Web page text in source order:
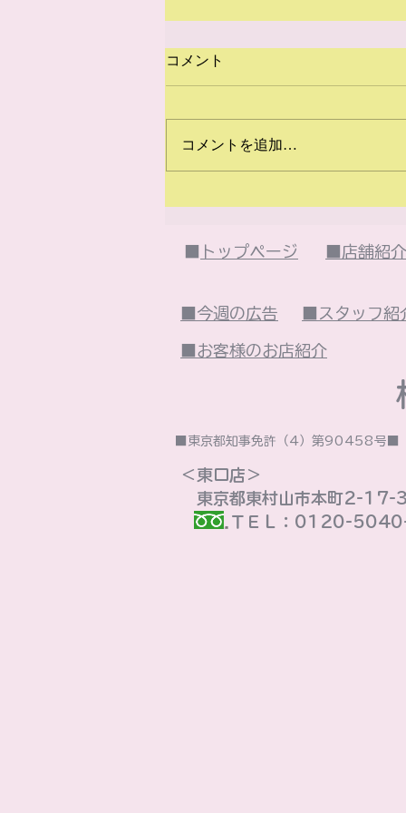
コメント
コメントを追加…
トップページ ■店舗紹介
■今週の広告 ■スタッフ紹
■お客様のお店紹介
■東京都知事免許（4）第90458号■
＜東口店＞
東京都東村山市本町2-17-
ＴＥＬ：0120-